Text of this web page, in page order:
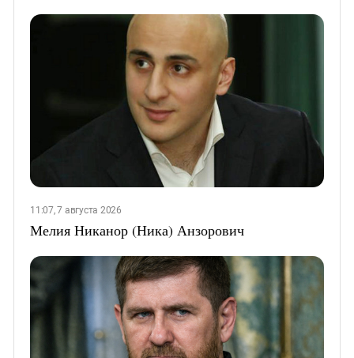
11:07, 7 августа 2026
Мелия Никанор (Ника) Анзорович